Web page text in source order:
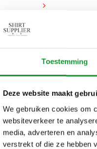
Toestemming
Deze website maakt
We gebruiken cookies om
websiteverkeer te
media, adverteren en
verstrekt of die ze hebben